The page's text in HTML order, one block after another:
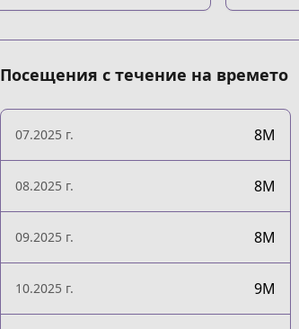
Посещения с течение на времето
07.2025 г. 8M
08.2025 г. 8M
09.2025 г. 8M
10.2025 г. 9M